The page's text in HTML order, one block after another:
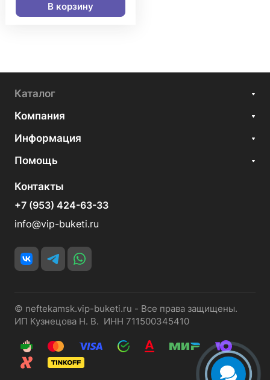
В корзину
Каталог
Компания
Информация
Помощь
Контакты
+7 (953) 424-63-33
info@vip-buketi.ru
© neftekamsk.vip-buketi.ru - Все права защищены.
ИП Кузнецова Н. В. ИНН 711500345410